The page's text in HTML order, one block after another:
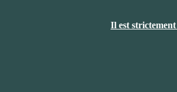
Il est